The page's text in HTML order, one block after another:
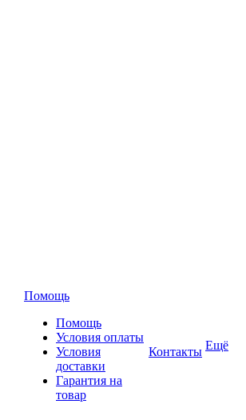
Помощь
Помощь
Условия оплаты
Условия
доставки
Гарантия на
товар
Контакты Ещё